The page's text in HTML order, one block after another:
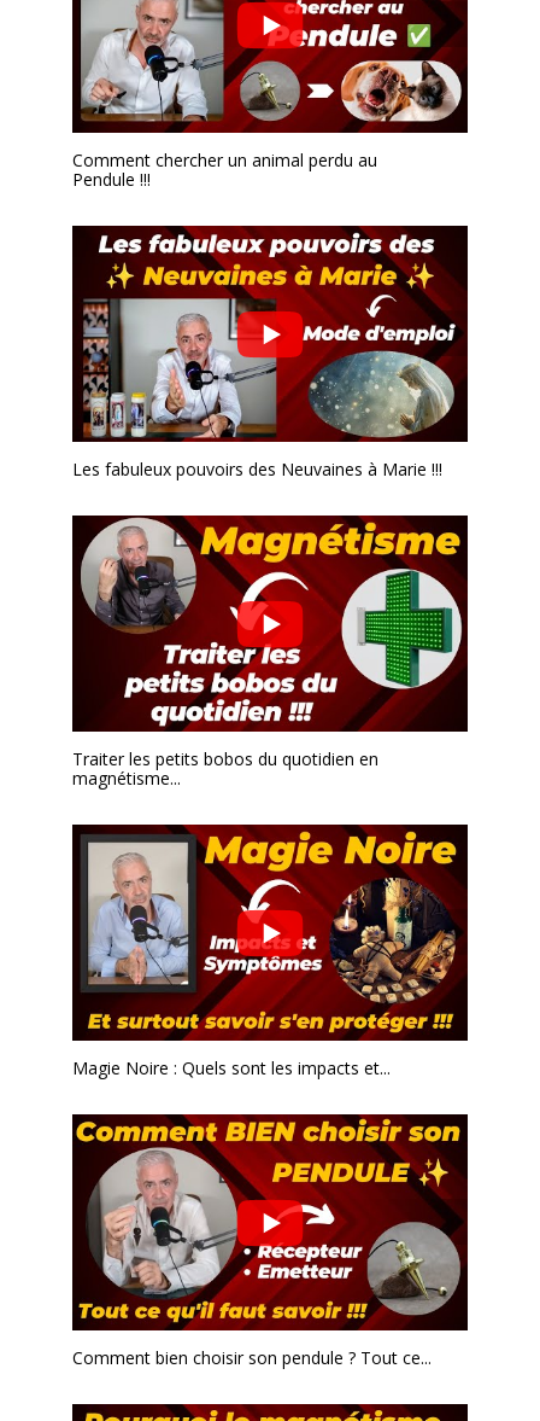
Comment chercher un animal perdu au
Pendule !!!
Les fabuleux pouvoirs des Neuvaines à Marie !!!
Traiter les petits bobos du quotidien en
magnétisme...
Magie Noire : Quels sont les impacts et...
Comment bien choisir son pendule ? Tout ce...